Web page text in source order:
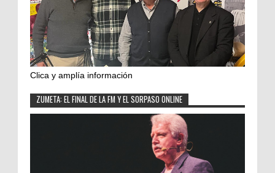
Clica y amplía información
ZUMETA: EL FINAL DE LA FM Y EL SORPASO ONLINE